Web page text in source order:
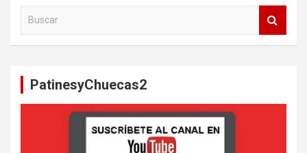
PatinesyChuecas2